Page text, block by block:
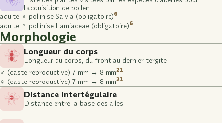
l'acquisition de pollen
adulte ♀ pollinise Salvia (obligatoire)6
adulte ♀ pollinise Lamiaceae (obligatoire)6
Morphologie
Longueur du corps
Longueur du corps, du front au dernier tergite
♂ (caste reproductive) 7 mm → 8 mm21
♀ (caste reproductive) 7 mm → 8 mm21
Distance intertégulaire
Distance entre la base des ailes
–